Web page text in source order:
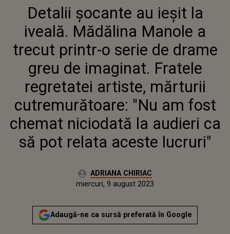
IVEALĂ. MĂDĂLINA MANOLE A
TRECUT PRINTR-O SERIE DE
DRAME GREU DE IMAGINAT.
FRATELE REGRETATEI ARTISTE,
MĂRTURII CUTREMURĂTOARE:
NICIODATĂ LA AUDIERI CA SĂ
POT RELATA ACESTE LUCRURI"
Detalii șocante au ieșit la
iveală. Mădălina Manole a
trecut printr-o serie de drame
greu de imaginat. Fratele
regretatei artiste, mărturii
cutremurătoare: "Nu am fost
chemat niciodată la audieri ca
să pot relata aceste lucruri"
Autor:ADRIANA CHIRIAC
miercuri, 9 august 2023Actualizat:
miercuri, 9 august 2023
Adaugă-ne ca sursă preferată în Google